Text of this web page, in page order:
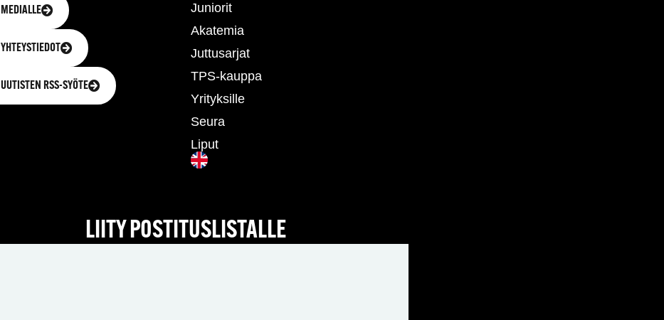
MEDIALLE
YHTEYSTIEDOT
UUTISTEN RSS-SYÖTE
Juniorit
Akatemia
Juttusarjat
TPS-kauppa
Yrityksille
Seura
Liput
LIITY POSTITUSLISTALLE